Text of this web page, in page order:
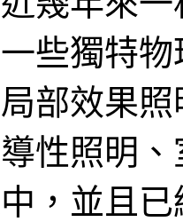
些獨特
部效果
性照明
，並且